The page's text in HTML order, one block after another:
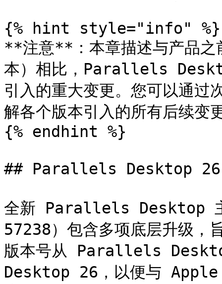
{% hint style="info" %}
**注意**：本章描述与产品
本）相比，Parallels
引入的重大变更。您可以通
解各个版本引入的所有后续变
{% endhint %}
## Parallels Desktop 26
全新 Parallels Desktop
57238）包含多项底层升级，
版本号从 Parallels
Desktop 26，以便与 Apple